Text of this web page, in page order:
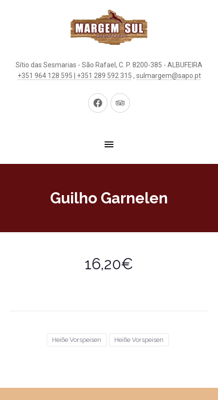
Sítio das Sesmarias - São Rafael, C. P. 8200-385 - ALBUFEIRA
+351 964 128 595 | +351 289 592 315 , sulmargem@sapo.pt
Neues Neues
Guilho Garnelen
16,20€
Heiße Vorspeisen Heiße Vorspeisen